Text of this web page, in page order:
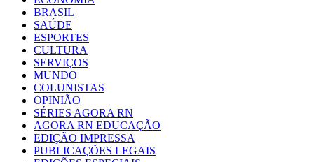
BRASIL
SAÚDE
ESPORTES
CULTURA
SERVIÇOS
MUNDO
COLUNISTAS
OPINIÃO
SÉRIES AGORA RN
AGORA RN EDUCAÇÃO
EDIÇÃO IMPRESSA
PUBLICAÇÕES LEGAIS